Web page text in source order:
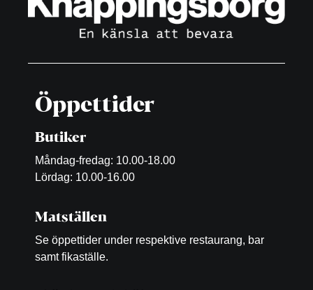
Öppettider
Butiker
Måndag-fredag: 10.00-18.00
Lördag: 10.00-16.00
Matställen
Se öppettider under respektive restaurang, bar
samt fikaställe.